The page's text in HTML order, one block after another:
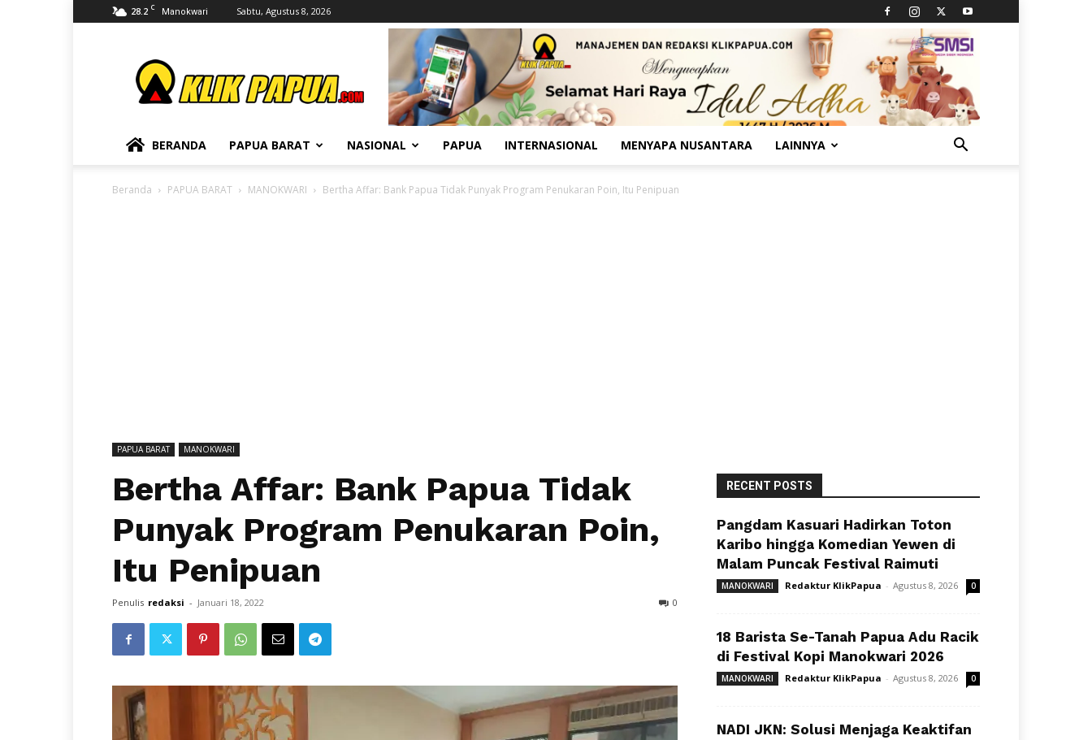
28.2 C Manokwari Sabtu, Agustus 8, 2026
BERANDA PAPUA BARAT NASIONAL PAPUA INTERNASIONAL MENYAPA NUSANTARA LAINNYA
Beranda PAPUA BARAT MANOKWARI Bertha Affar: Bank Papua Tidak Punyak Program Penukaran Poin, Itu Penipuan
PAPUA BARAT MANOKWARI
Bertha Affar: Bank Papua Tidak
Punyak Program Penukaran Poin,
Itu Penipuan
Penulis redaksi - Januari 18, 2022 0
RECENT POSTS
Pangdam Kasuari Hadirkan Toton
Karibo hingga Komedian Yewen di
Malam Puncak Festival Raimuti
MANOKWARI Redaktur KlikPapua - Agustus 8, 2026 0
18 Barista Se-Tanah Papua Adu Racik
di Festival Kopi Manokwari 2026
MANOKWARI Redaktur KlikPapua - Agustus 8, 2026 0
NADI JKN: Solusi Menjaga Keaktifan